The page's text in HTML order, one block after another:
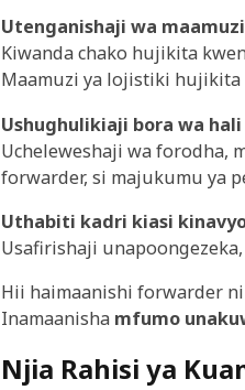
Utenganishaji wa
Kiwanda chako hujikita
Maamuzi ya lojistiki hujikita
Ushughulikiaji bora wa
Ucheleweshaji wa forodha,
forwarder, si majukumu ya
Uthabiti kadri kiasi
Usafirishaji
Hii haimaanishi forwarder ni
Inamaanisha mfumo
Njia Rahisi ya